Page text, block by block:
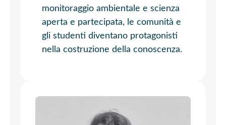
monitoraggio ambientale e scienza
aperta e partecipata, le comunità e
gli studenti diventano protagonisti
nella costruzione della conoscenza.